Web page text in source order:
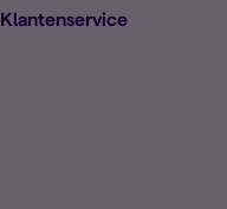
Klantenservice